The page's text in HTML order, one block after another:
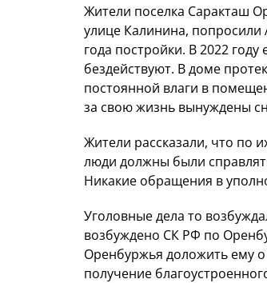
Жители поселка Саракташ
улице Калинина, попросили
года постройки. В 2022
бездействуют. В доме
постоянной влаги в
за свою жизнь вынуждены
Жители рассказали, что по
люди должны были
Никакие обращения в
Уголовные дела то
возбуждено СК РФ по
Оренбуржья доложить ему
получение